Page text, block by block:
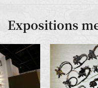
Expositions